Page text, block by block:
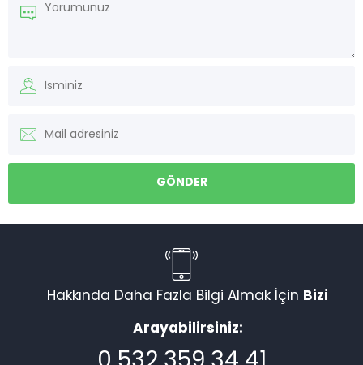
Hakkında Daha Fazla Bilgi Almak İçin Bizi
Arayabilirsiniz:
Müşteri Temsilcisi